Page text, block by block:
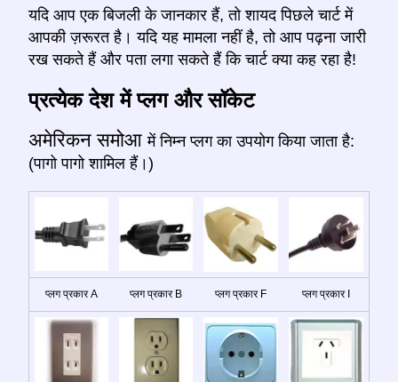
यदि आप एक बिजली के जानकार हैं, तो शायद पिछले चार्ट में
आपकी ज़रूरत है। यदि यह मामला नहीं है, तो आप पढ़ना जारी
रख सकते हैं और पता लगा सकते हैं कि चार्ट क्या कह रहा है!
प्रत्येक देश में प्लग और सॉकेट
अमेरिकन समोआमें निम्न प्लग का उपयोग किया जाता है:
(पागो पागो शामिल हैं।)
प्लग प्रकार A प्लग प्रकार B प्लग प्रकार F प्लग प्रकार I